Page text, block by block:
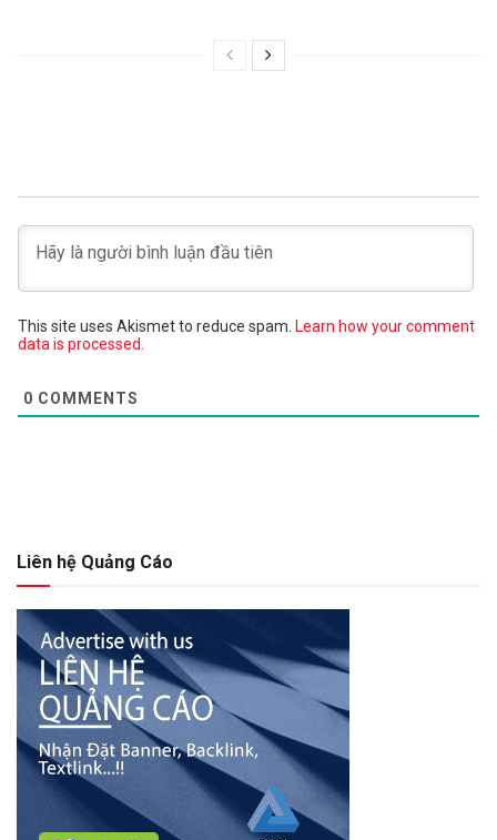
This site uses Akismet to reduce spam. Learn how your comment
data is processed.
0 COMMENTS
Liên hệ Quảng Cáo